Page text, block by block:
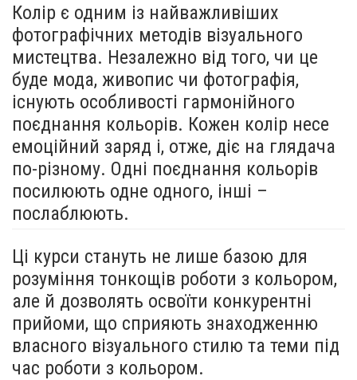
Колір є одним із найважливіших
фотографічних методів візуального
мистецтва. Незалежно від того, чи це
буде мода, живопис чи фотографія,
існують особливості гармонійного
поєднання кольорів. Кожен колір несе
емоційний заряд і, отже, діє на глядача
по-різному. Одні поєднання кольорів
посилюють одне одного, інші –
послаблюють.
Ці курси стануть не лише базою для
розуміння тонкощів роботи з кольором,
але й дозволять освоїти конкурентні
прийоми, що сприяють знаходженню
власного візуального стилю та теми під
час роботи з кольором.